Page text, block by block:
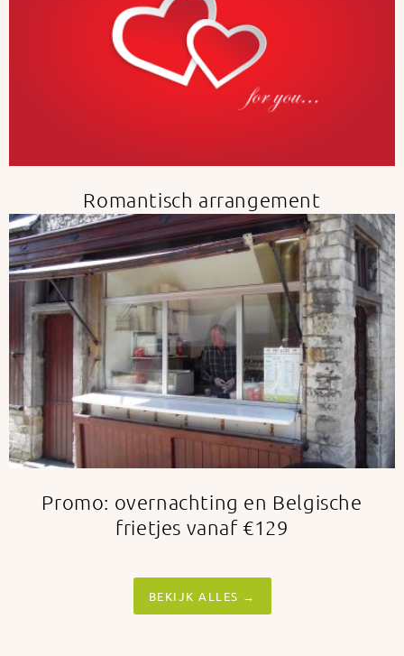
Romantisch arrangement
Promo: overnachting en Belgische
frietjes vanaf €129
BEKIJK ALLES →